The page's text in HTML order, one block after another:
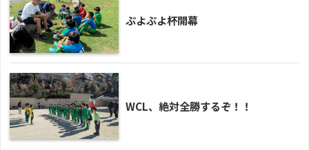
ぷよぷよ杯開幕
WCL、絶対全勝するぞ！！